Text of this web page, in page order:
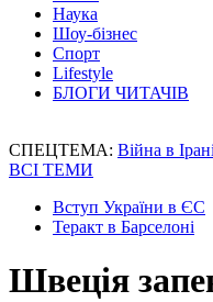
Наука
Шоу-бізнес
Спорт
Lifestyle
БЛОГИ ЧИТАЧІВ
СПЕЦТЕМА: Війна в Ірані
ВСІ ТЕМИ
Вступ України в ЄС
Теракт в Барселоні
Швеція